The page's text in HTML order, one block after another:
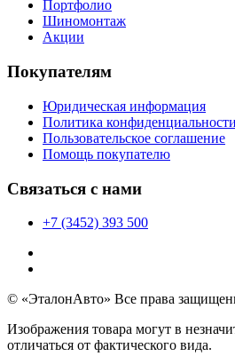
Портфолио
Шиномонтаж
Акции
Покупателям
Юридическая информация
Политика конфиденциальности
Пользовательское соглашение
Помощь покупателю
Связаться с нами
+7 (3452) 393 500
© «ЭталонАвто» Все права
Изображения товара могут в
отличаться от фактического вида.